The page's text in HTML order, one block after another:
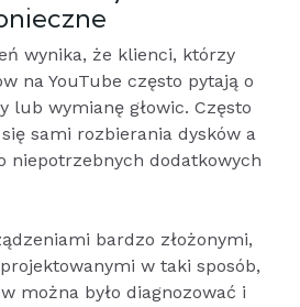
wynika, że klienci, którzy
na YouTube często pytają o
lub wymianę głowic. Często
sami rozbierania dysków a
niepotrzebnych dodatkowych
bardzo złożonymi,
w taki sposób,
można było diagnozować i